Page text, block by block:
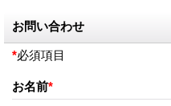
お問い合わせ
*必須項目
お名前*